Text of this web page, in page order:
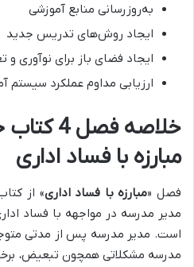
به‌روزرسانی منابع آموزشی
ایجاد روش‌های تدریس جدید
ایجاد فضای باز برای نوآوری و
ارزیابی مداوم عملکرد سیستم
خلاصه
مبارزه با فساد اداری
فصل «مبارزه با فساد اداری» از
مدیر مدرسه در مواجهه با فساد
است. مدیر مدرسه پس از مدتی
مدرسه مشکلاتی همچون تبعیض،